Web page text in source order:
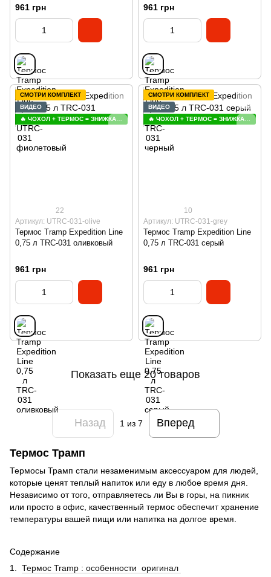
961 грн 961 грн
СМОТРИ КОМПЛЕКТ
ВИДЕО
22
Артикул: UTRC-031-olive
Термос Tramp Expedition Line
0,75 л TRC-031 оливковый
961 грн
СМОТРИ КОМПЛЕКТ
ВИДЕО
10
Артикул: UTRC-031-grey
Термос Tramp Expedition Line
0,75 л TRC-031 серый
961 грн
Показать еще 20 товаров
Назад 1 из 7 Вперед
Термос Трамп
Термосы Трамп стали незаменимым аксессуаром для людей,
которые ценят теплый напиток или еду в любое время дня.
Независимо от того, отправляетесь ли Вы в горы, на пикник
или просто в офис, качественный термос обеспечит хранение
температуры вашей пищи или напитка на долгое время.
Содержание
1. Термос Tramp : особенности оригинал